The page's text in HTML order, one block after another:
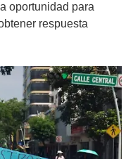
oportunidad para
respuesta